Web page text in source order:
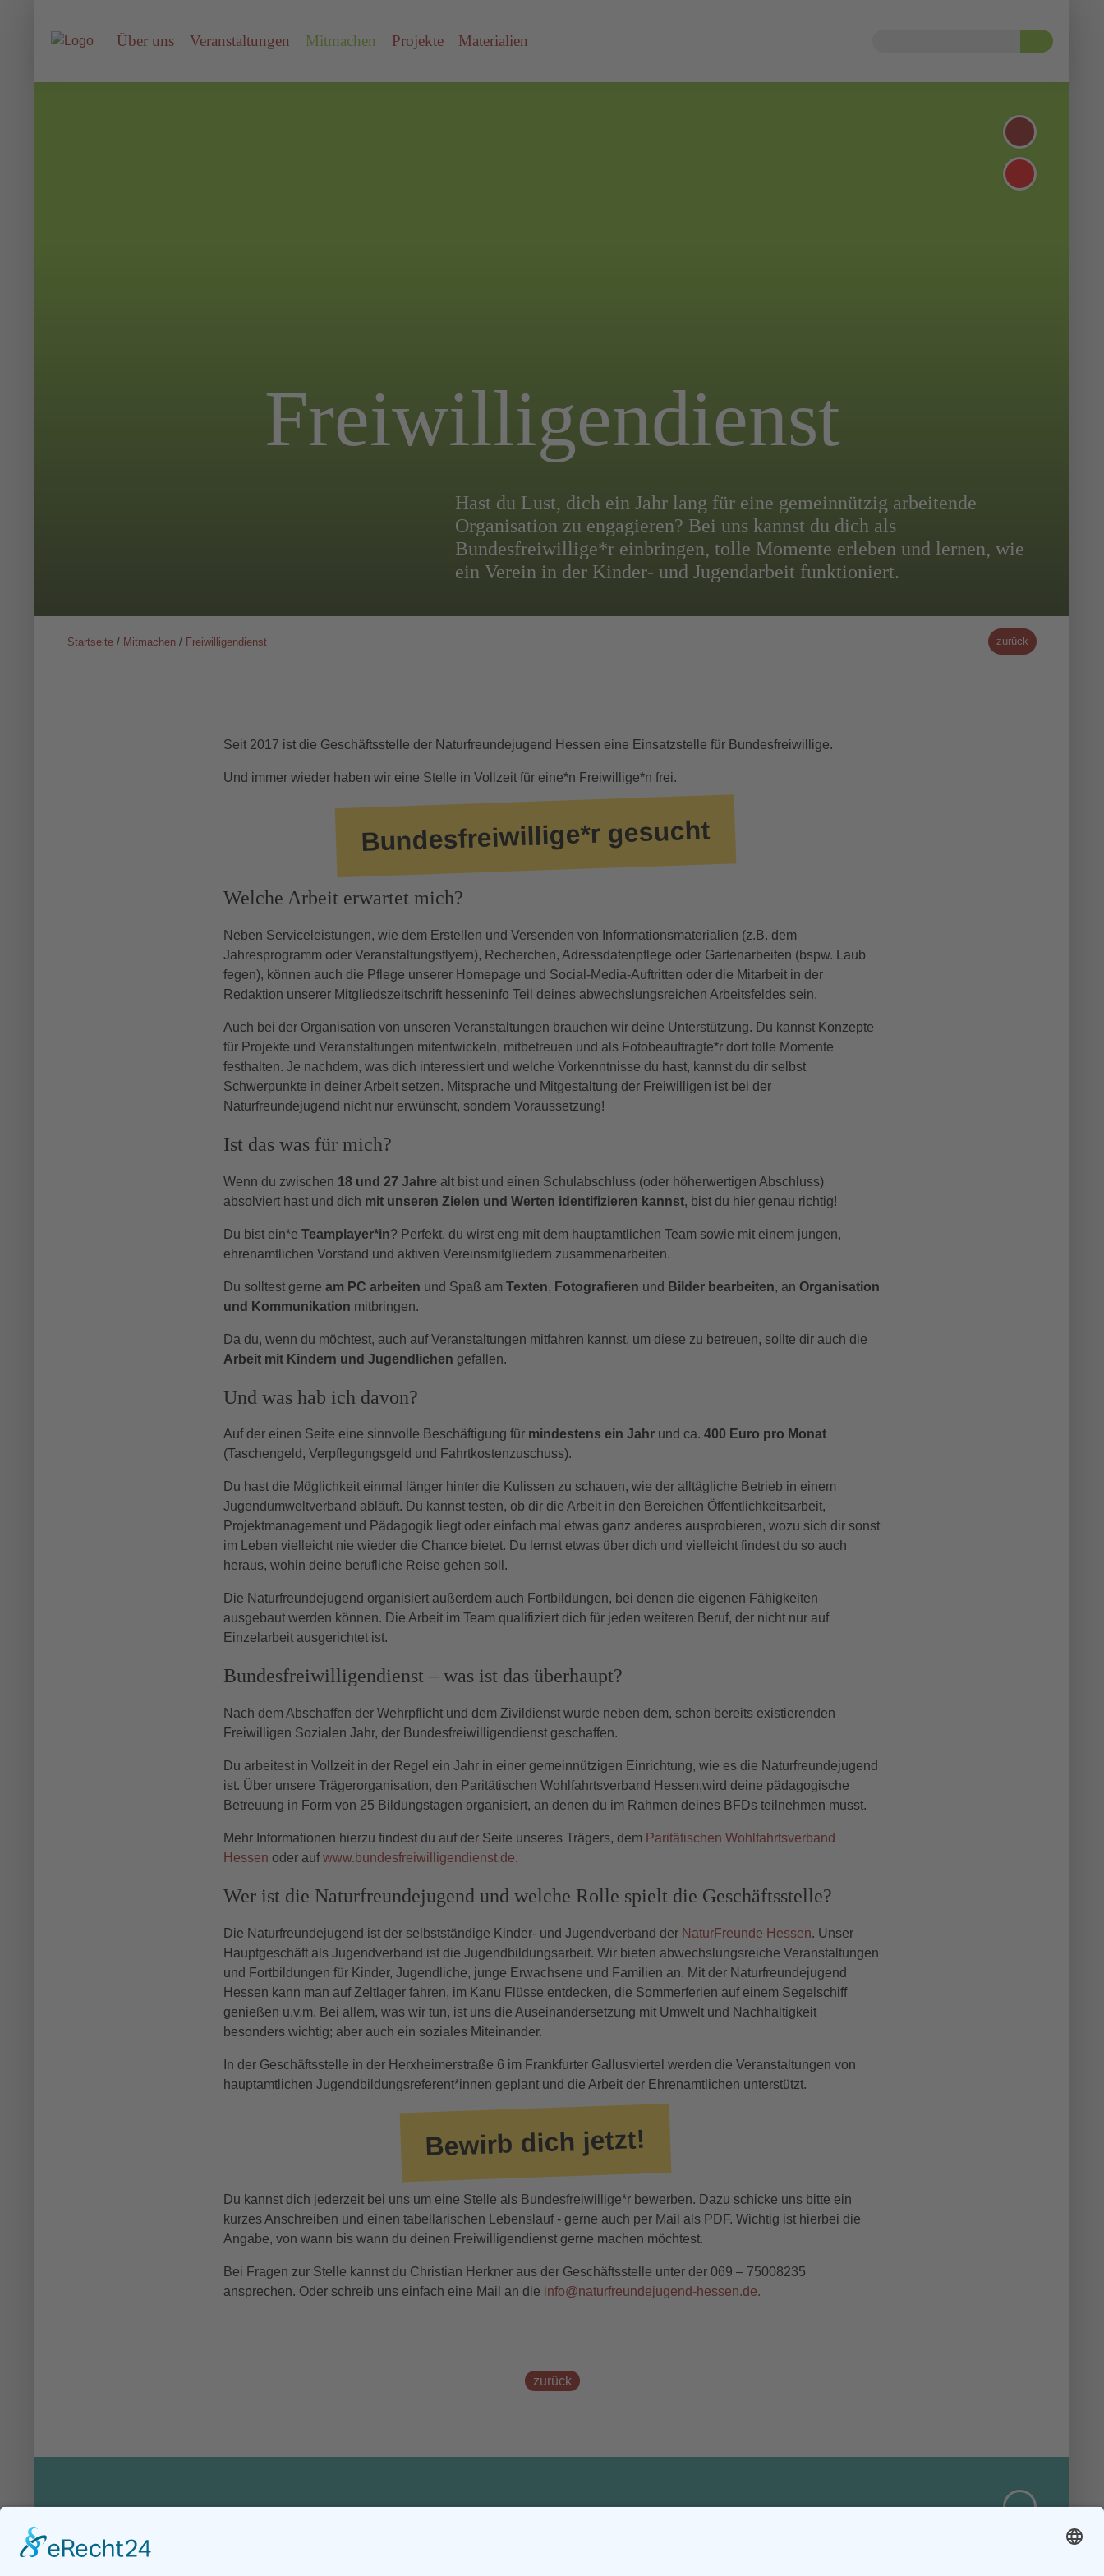
Über uns Veranstaltungen Mitmachen Projekte Materialien
Freiwilligendienst
Hast du Lust, dich ein Jahr lang für eine gemeinnützig arbeitende
Organisation zu engagieren? Bei uns kannst du dich als
Bundesfreiwillige*r einbringen, tolle Momente erleben und lernen, wie
ein Verein in der Kinder- und Jugendarbeit funktioniert.
Startseite / Mitmachen / Freiwilligendienst zurück
Seit 2017 ist die Geschäftsstelle der Naturfreundejugend Hessen eine Einsatzstelle für Bundesfreiwillige.
Und immer wieder haben wir eine Stelle in Vollzeit für eine*n Freiwillige*n frei.
Bundesfreiwillige*r gesucht
Welche Arbeit erwartet mich?
Neben Serviceleistungen, wie dem Erstellen und Versenden von Informationsmaterialien (z.B. dem
Jahresprogramm oder Veranstaltungsflyern), Recherchen, Adressdatenpflege oder Gartenarbeiten (bspw. Laub
fegen), können auch die Pflege unserer Homepage und Social-Media-Auftritten oder die Mitarbeit in der
Redaktion unserer Mitgliedszeitschrift hesseninfo Teil deines abwechslungsreichen Arbeitsfeldes sein.
Auch bei der Organisation von unseren Veranstaltungen brauchen wir deine Unterstützung. Du kannst Konzepte
für Projekte und Veranstaltungen mitentwickeln, mitbetreuen und als Fotobeauftragte*r dort tolle Momente
festhalten. Je nachdem, was dich interessiert und welche Vorkenntnisse du hast, kannst du dir selbst
Schwerpunkte in deiner Arbeit setzen. Mitsprache und Mitgestaltung der Freiwilligen ist bei der
Naturfreundejugend nicht nur erwünscht, sondern Voraussetzung!
Ist das was für mich?
Wenn du zwischen 18 und 27 Jahre alt bist und einen Schulabschluss (oder höherwertigen Abschluss)
absolviert hast und dich mit unseren Zielen und Werten identifizieren kannst, bist du hier genau richtig!
Du bist ein*e Teamplayer*in? Perfekt, du wirst eng mit dem hauptamtlichen Team sowie mit einem jungen,
ehrenamtlichen Vorstand und aktiven Vereinsmitgliedern zusammenarbeiten.
Du solltest gerne am PC arbeiten und Spaß am Texten, Fotografieren und Bilder bearbeiten, an Organisation
und Kommunikation mitbringen.
Da du, wenn du möchtest, auch auf Veranstaltungen mitfahren kannst, um diese zu betreuen, sollte dir auch die
Arbeit mit Kindern und Jugendlichen gefallen.
Und was hab ich davon?
Auf der einen Seite eine sinnvolle Beschäftigung für mindestens ein Jahr und ca. 400 Euro pro Monat
(Taschengeld, Verpflegungsgeld und Fahrtkostenzuschuss).
Du hast die Möglichkeit einmal länger hinter die Kulissen zu schauen, wie der alltägliche Betrieb in einem
Jugendumweltverband abläuft. Du kannst testen, ob dir die Arbeit in den Bereichen Öffentlichkeitsarbeit,
Projektmanagement und Pädagogik liegt oder einfach mal etwas ganz anderes ausprobieren, wozu sich dir sonst
im Leben vielleicht nie wieder die Chance bietet. Du lernst etwas über dich und vielleicht findest du so auch
heraus, wohin deine berufliche Reise gehen soll.
Die Naturfreundejugend organisiert außerdem auch Fortbildungen, bei denen die eigenen Fähigkeiten
ausgebaut werden können. Die Arbeit im Team qualifiziert dich für jeden weiteren Beruf, der nicht nur auf
Einzelarbeit ausgerichtet ist.
Bundesfreiwilligendienst – was ist das überhaupt?
Nach dem Abschaffen der Wehrpflicht und dem Zivildienst wurde neben dem, schon bereits existierenden
Freiwilligen Sozialen Jahr, der Bundesfreiwilligendienst geschaffen.
Du arbeitest in Vollzeit in der Regel ein Jahr in einer gemeinnützigen Einrichtung, wie es die Naturfreundejugend
ist. Über unsere Trägerorganisation, den Paritätischen Wohlfahrtsverband Hessen,wird deine pädagogische
Betreuung in Form von 25 Bildungstagen organisiert, an denen du im Rahmen deines BFDs teilnehmen musst.
Mehr Informationen hierzu findest du auf der Seite unseres Trägers, dem Paritätischen Wohlfahrtsverband
Hessen oder aufwww.bundesfreiwilligendienst.de.
Wer ist die Naturfreundejugend und welche Rolle spielt die Geschäftsstelle?
Die Naturfreundejugend ist der selbstständige Kinder- und Jugendverband der NaturFreunde Hessen. Unser
Hauptgeschäft als Jugendverband ist die Jugendbildungsarbeit. Wir bieten abwechslungsreiche Veranstaltungen
und Fortbildungen für Kinder, Jugendliche, junge Erwachsene und Familien an. Mit der Naturfreundejugend
Hessen kann man auf Zeltlager fahren, im Kanu Flüsse entdecken, die Sommerferien auf einem Segelschiff
genießen u.v.m. Bei allem, was wir tun, ist uns die Auseinandersetzung mit Umwelt und Nachhaltigkeit
besonders wichtig; aber auch ein soziales Miteinander.
In der Geschäftsstelle in der Herxheimerstraße 6 im Frankfurter Gallusviertel werden die Veranstaltungen von
hauptamtlichen Jugendbildungsreferent*innen geplant und die Arbeit der Ehrenamtlichen unterstützt.
Bewirb dich jetzt!
Du kannst dich jederzeit bei uns um eine Stelle als Bundesfreiwillige*r bewerben. Dazu schicke uns bitte ein
kurzes Anschreiben und einen tabellarischen Lebenslauf - gerne auch per Mail als PDF. Wichtig ist hierbei die
Angabe, von wann bis wann du deinen Freiwilligendienst gerne machen möchtest.
Bei Fragen zur Stelle kannst du Christian Herkner aus der Geschäftsstelle unter der 069 – 75008235
ansprechen. Oder schreib uns einfach eine Mail an die info naturfreundejugend-hessen.de.
zurück
Herxheimerstraße 6